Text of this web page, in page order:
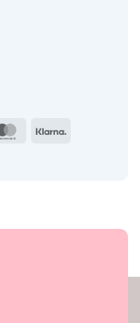
MasterCard